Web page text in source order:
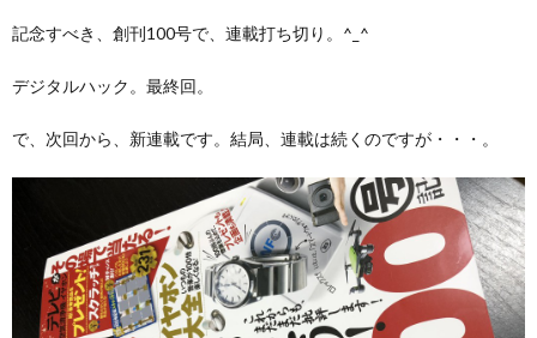
記念すべき、創刊100号で、連載打ち切り。^_^
デジタルハック。最終回。
で、次回から、新連載です。結局、連載は続くのですが・・・。